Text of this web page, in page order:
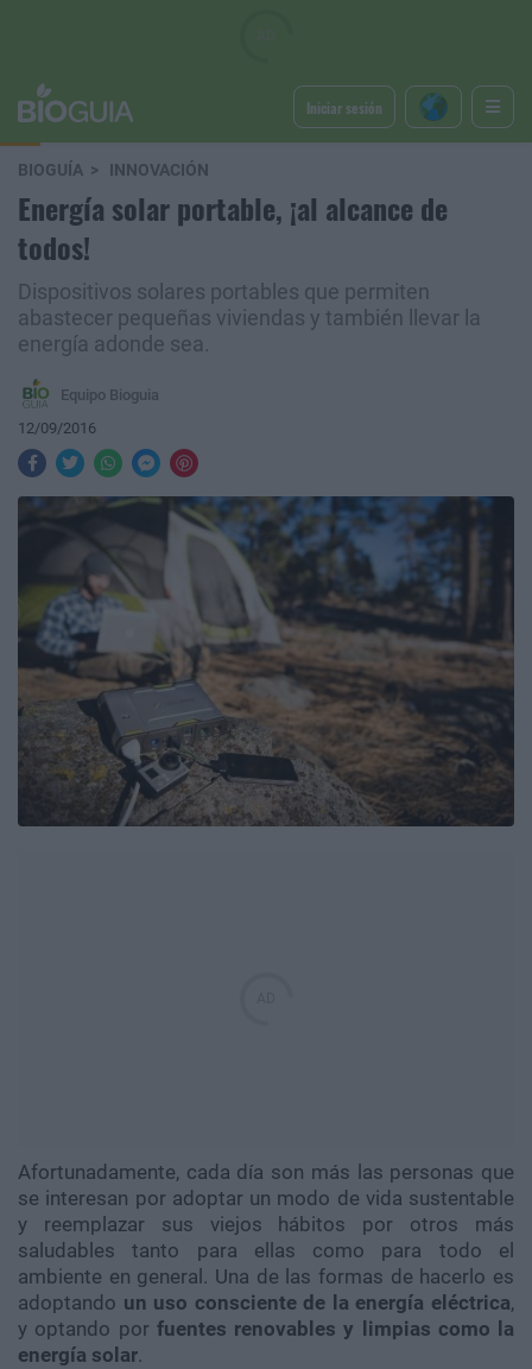
Iniciar sesión
BIOGUÍA INNOVACIÓN
Energía solar portable, ¡al alcance de
todos!
Dispositivos solares portables que permiten
abastecer pequeñas viviendas y también llevar la
energía adonde sea.
Equipo Bioguia
12/09/2016
Afortunadamente, cada día son más las personas que
se interesan por adoptar un modo de vida sustentable
y reemplazar sus viejos hábitos por otros más
saludables tanto para ellas como para todo el
ambiente en general. Una de las formas de hacerlo es
adoptando un uso consciente de la energía eléctrica,
y optando por fuentes renovables y limpias como la
energía solar.